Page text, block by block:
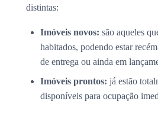
distintas:
Imóveis novos: são aqueles
habitados, podendo estar
de entrega ou ainda em
Imóveis prontos: já estão
disponíveis para ocupação